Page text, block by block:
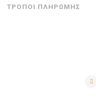
ΤΡΟΠΟΙ ΠΛΗΡΩΜΗΣ